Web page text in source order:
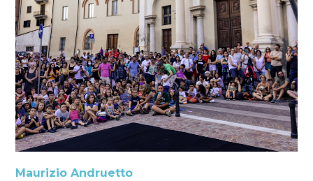
Maurizio Andruetto